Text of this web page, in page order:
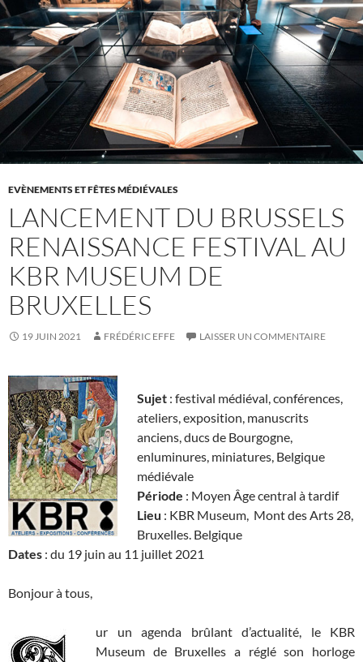
EVÈNEMENTS ET FÊTES MÉDIÉVALES
LANCEMENT DU BRUSSELS
RENAISSANCE FESTIVAL AU
KBR MUSEUM DE
BRUXELLES
19 JUIN 2021 FRÉDÉRIC EFFE LAISSER UN COMMENTAIRE
Sujet : festival médiéval, conférences,
ateliers, exposition, manuscrits
anciens, ducs de Bourgogne,
enluminures, miniatures, Belgique
médiévale
Période : Moyen Âge central à tardif
Lieu : KBR Museum, Mont des Arts 28,
Bruxelles. Belgique
Dates : du 19 juin au 11 juillet 2021
Bonjour à tous,
ur un agenda brûlant d’actualité, le KBR
Museum de Bruxelles a réglé son horloge